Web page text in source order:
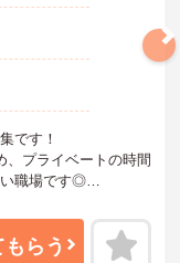
です！
、プライベートの時間
い職場です◎
で、お気軽にご連絡
らう